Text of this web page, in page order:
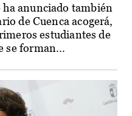
anunciado también
de Cuenca acogerá,
estudiantes de
se forman...